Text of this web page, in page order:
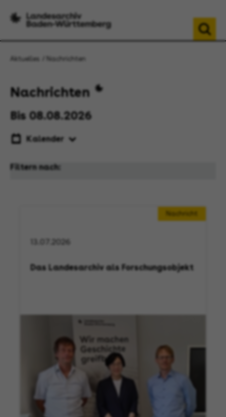
Aktuelles Nachrichten
Nachrichten
Bis 08.08.2026
Kalender
Filtern nach:
Nachricht
13.07.2026
Das Landesarchiv als Forschungsobjekt